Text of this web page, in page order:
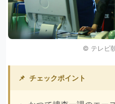
©︎ テレビ
📌 チェックポイント